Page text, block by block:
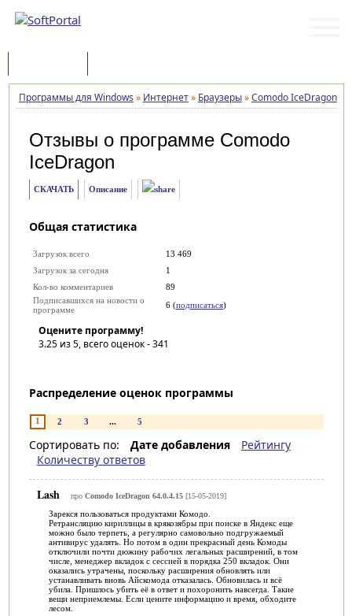
Программы для Windows » Интернет» Браузеры»Comodo IceDragon
Отзывы о программе Comodo
IceDragon
СКАЧАТЬ Описание
Общая статистика
Загрузок всего
13 469
Загрузок за сегодня
1
Кол-во комментариев
89
Подписавшихся на новости о
программе
6 (подписаться)
Оцените программу!
3.25из 5, всего оценок -341
Распределение оценок программы
1 2 3 ... 5
Сортировать по: Дате добавления
Рейтингу
Количеству ответов
Lash про Comodo IceDragon 64.0.4.15[15-05-2019]
Зарекся пользоваться продуктами Комодо.
Ретрансляцию кириллицы в крякозябры при поиске в Яндекс еще
можно было терпеть, а регулярно самовольно подгружаемый
антивирус удалять. Но потом в один прекрасный день Комоды
отключили почти дюжину рабочих легальных расширений, в том
числе, менеджер вкладок с сессией в порядка 250 вкладок. Они
оказались утрачены, поскольку расширения обновлять или
устанавливать вновь Айскомода отказалась. Обновилась и всё
убила. Пришлось убить её в ответ и похоронить навсегда. Такие
вещи неприемлемы. Если цените информацию и время, обходите
лесом.